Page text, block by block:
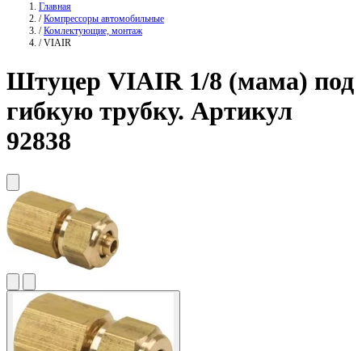
Главная
/ Компрессоры автомобильные
/ Комлектующие, монтаж
/ VIAIR
Штуцер VIAIR1/8 (мама) под
гибкую трубку. Артикул
92838